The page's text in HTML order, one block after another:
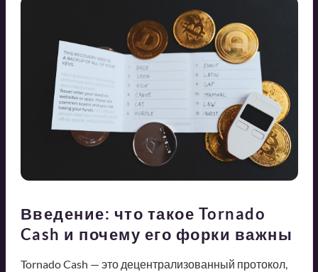
Введение: что такое Tornado
Cash и почему его форки важны
Tornado Cash — это децентрализованный протокол,